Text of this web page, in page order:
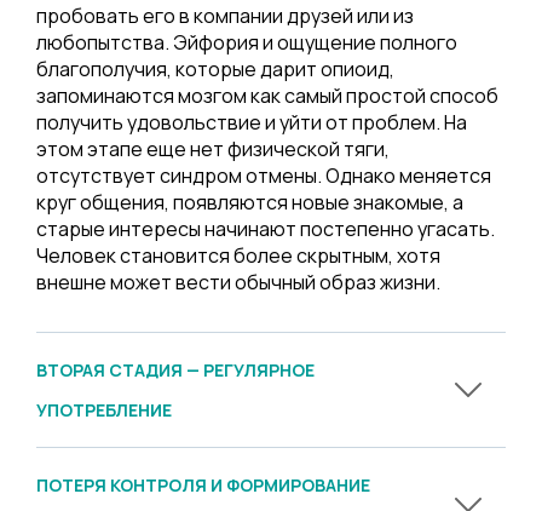
пробовать его в компании друзей или из
любопытства. Эйфория и ощущение полного
благополучия, которые дарит опиоид,
запоминаются мозгом как самый простой способ
получить удовольствие и уйти от проблем. На
этом этапе еще нет физической тяги,
отсутствует синдром отмены. Однако меняется
круг общения, появляются новые знакомые, а
старые интересы начинают постепенно угасать.
Человек становится более скрытным, хотя
внешне может вести обычный образ жизни.
ВТОРАЯ СТАДИЯ — РЕГУЛЯРНОЕ
УПОТРЕБЛЕНИЕ
ПОТЕРЯ КОНТРОЛЯ И ФОРМИРОВАНИЕ